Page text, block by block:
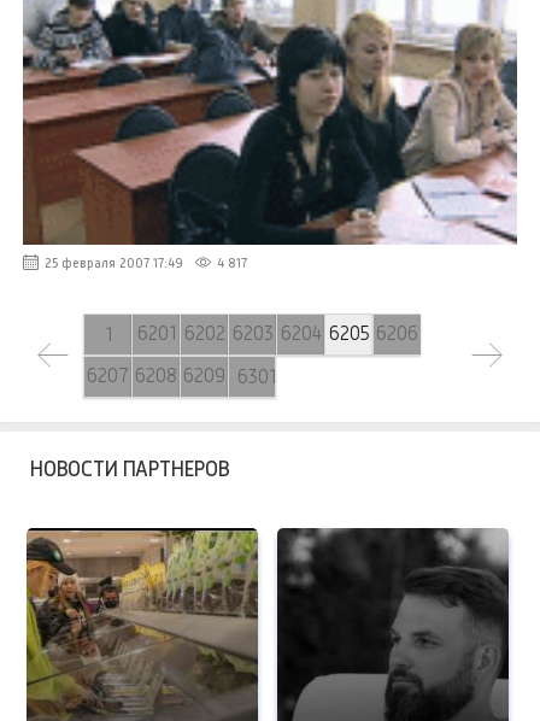
25 февраля 2007 17:49 4 817
1 6201 6202 6203 6204 6205 6206
6207 6208 6209 6301
НОВОСТИ ПАРТНЕРОВ